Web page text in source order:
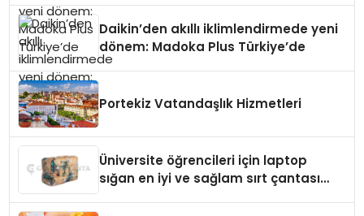
Daikin’den akıllı iklimlendirmede yeni
dönem: Madoka Plus Türkiye’de
Portekiz Vatandaşlık Hizmetleri
Üniversite öğrencileri için laptop
sığan en iyi ve sağlam sırt çantası